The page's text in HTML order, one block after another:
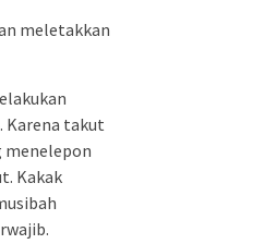
meletakkan
Karena takut
menelepon
Kakak